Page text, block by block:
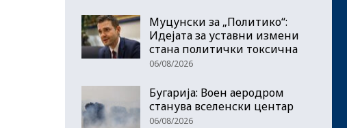
Муцунски за „Политико“:
Идејата за уставни измени
стана политички токсична
06/08/2026
Бугарија: Воен аеродром
станува вселенски центар
06/08/2026